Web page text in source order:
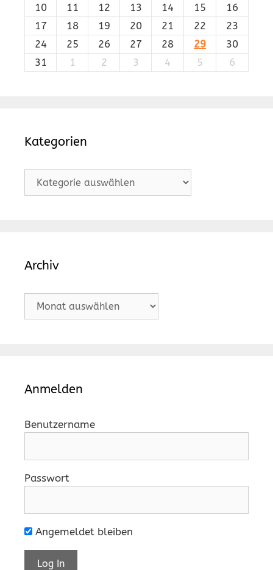
10
11 12 13 14 15
16
17
18 19 20 21 22
23
24
25 26 27 28 29
30
31
1 2 3 4 5 6
Kategorien
Kategorien
Archiv
Archiv
Anmelden
Benutzername
Passwort
Angemeldet bleiben